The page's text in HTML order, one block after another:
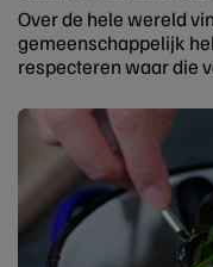
Over de hele wereld
gemeenschappelijk
respecteren waar die